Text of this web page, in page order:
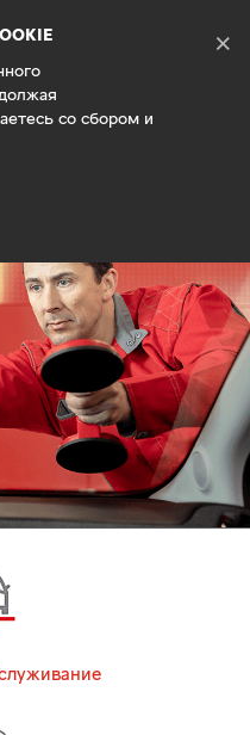
со сбором и
×
обслуживание